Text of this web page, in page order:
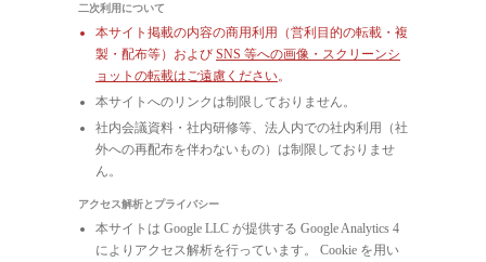
二次利用について
本サイト掲載の内容の商用利用（営利目的の転載・複
製・配布等）および SNS 等への画像・スクリーンシ
ョットの転載はご遠慮ください。
本サイトへのリンクは制限しておりません。
社内会議資料・社内研修等、法人内での社内利用（社
外への再配布を伴わないもの）は制限しておりませ
ん。
アクセス解析とプライバシー
本サイトは Google LLC が提供する Google Analytics 4
によりアクセス解析を行っています。 Cookie を用い